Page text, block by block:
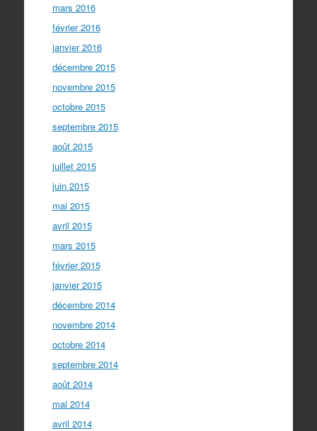
mars 2016
février 2016
janvier 2016
décembre 2015
novembre 2015
octobre 2015
septembre 2015
août 2015
juillet 2015
juin 2015
mai 2015
avril 2015
mars 2015
février 2015
janvier 2015
décembre 2014
novembre 2014
octobre 2014
septembre 2014
août 2014
mai 2014
avril 2014